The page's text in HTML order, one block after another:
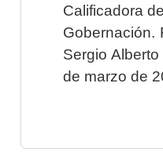
Calificadora
Gobernación.
Sergio
de marzo de